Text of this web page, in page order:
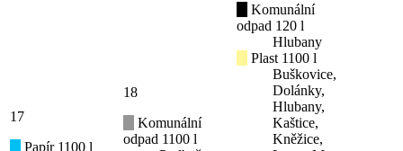
17
Papír 1100 l
18
Komunální
odpad 1100 l
Komunální
odpad 120 l
Hlubany
Plast 1100 l
Buškovice,
Dolánky,
Hlubany,
Kaštice,
Kněžice,